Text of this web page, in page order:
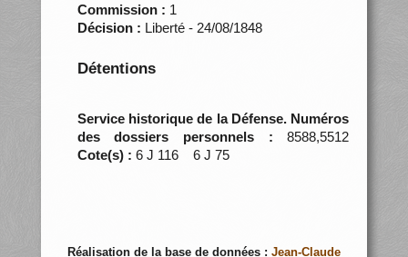
Commission : 1
Décision : Liberté - 24/08/1848
Détentions
Service historique de la Défense. Numéros
des dossiers personnels :8588,5512
Cote(s) : 6 J 116 6 J 75
Réalisation de la base de données : Jean-Claude